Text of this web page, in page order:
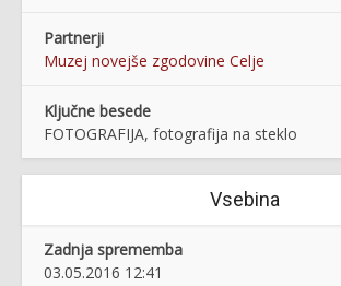
Partnerji
Muzej novejše zgodovine Celje
Ključne besede
FOTOGRAFIJA, fotografija na steklo
Vsebina
Zadnja sprememba
03.05.2016 12:41